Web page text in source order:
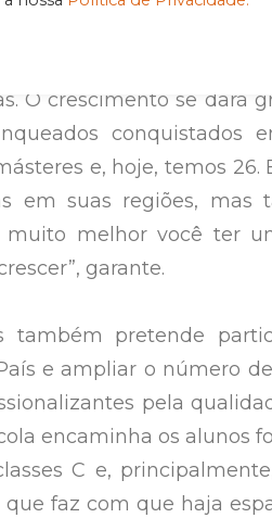
o Instituto Mix. A
O crescimento se dará
conquistados
e, hoje, temos 26.
em suas regiões, mas
melhor você ter
garante.
também pretende
e ampliar o número
pela
encaminha os alunos
C e,
faz com que haja